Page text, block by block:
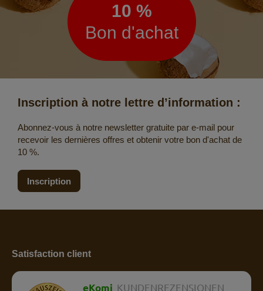
10 %
Bon d'achat
Inscription à notre lettre d’information :
Abonnez-vous à notre newsletter gratuite par e-mail pour
recevoir les dernières offres et obtenir votre bon d'achat de
10 %.
Inscription
Satisfaction client
eKomi KUNDENREZENSIONEN